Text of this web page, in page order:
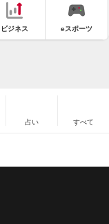
ビジネス eスポーツ
占い すべて